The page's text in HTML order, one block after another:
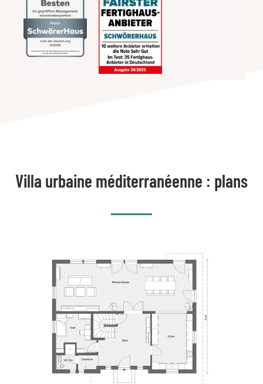
Villa urbaine méditerranéenne : plans